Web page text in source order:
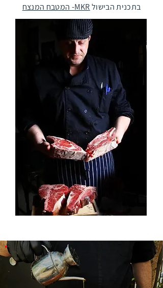
בתכנית הבישולMKR- המטבח המנצח